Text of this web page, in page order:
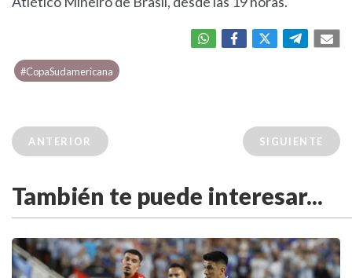
#CopaSudamericana
ANTERIOR SIGUIENTE
También te puede interesar...